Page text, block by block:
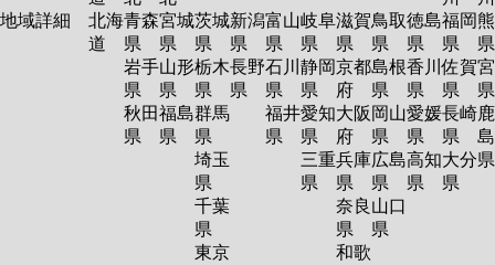
地域詳細
北海
道
青森
県
岩手
県
秋田
県
宮城
県
山形
県
福島
県
茨城
県
栃木
県
群馬
県
埼玉
県
千葉
県
東京
新潟
県
長野
県
富山
県
石川
県
福井
県
岐阜
県
静岡
県
愛知
県
三重
県
滋賀
県
京都
府
大阪
府
兵庫
県
奈良
県
和歌
鳥取
県
島根
県
岡山
県
広島
県
山口
県
徳島
県
香川
県
愛媛
県
高知
県
福岡
県
佐賀
県
長崎
県
大分
県
島